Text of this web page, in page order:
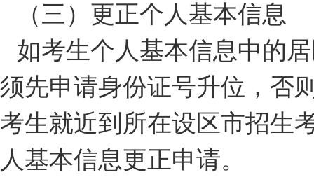
（三）更正个人基本信息
如考生个人基本信息中的
须先申请身份证号升位，否
考生就近到所在设区市招生
人基本信息更正申请。